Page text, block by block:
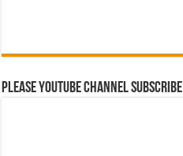
Please Youtube Channel Subscribe